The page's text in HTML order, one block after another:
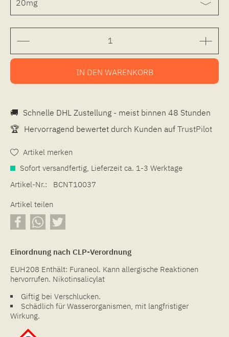
IN DEN WARENKORB
🚚 Schnelle DHL Zustellung - meist binnen 48 Stunden
🏆 Hervorragend bewertet durch Kunden auf TrustPilot
Artikel merken
Sofort versandfertig, Lieferzeit ca. 1-3 Werktage
Artikel-Nr.:
BCNT10037
Artikel teilen
Einordnung nach CLP-Verordnung
EUH208 Enthält: Furaneol. Kann allergische Reaktionen
hervorrufen. Nikotinsalicylat
Giftig bei Verschlucken.
Schädlich für Wasserorganismen, mit langfristiger
Wirkung.